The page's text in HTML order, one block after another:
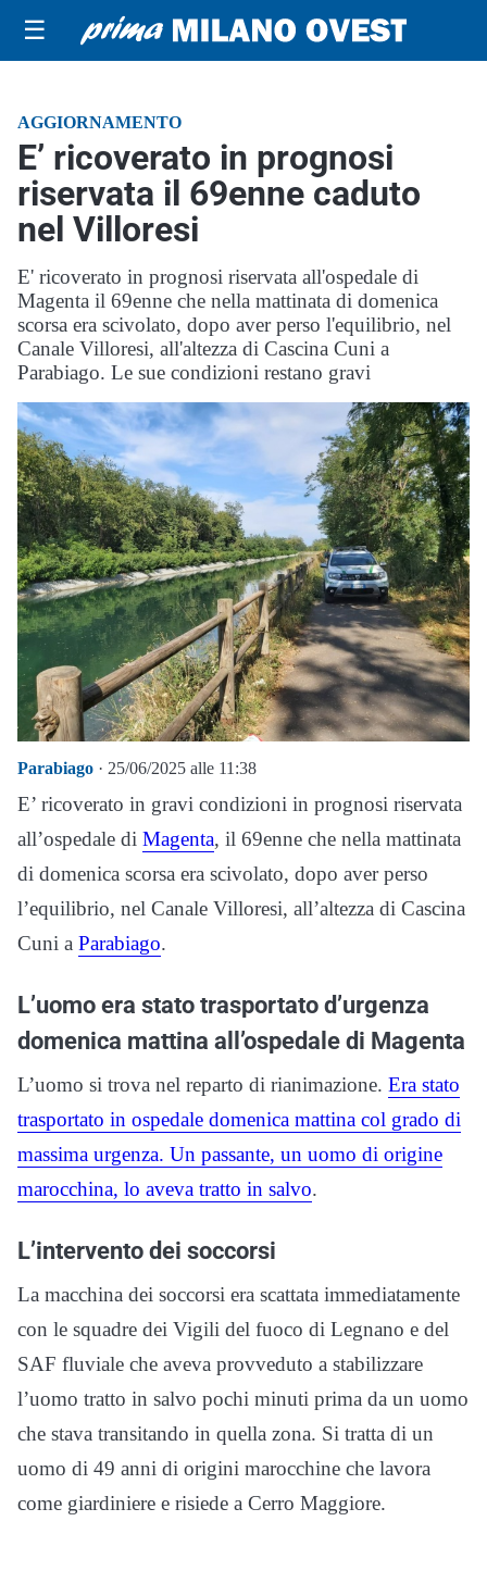
☰
AGGIORNAMENTO
E’ ricoverato in prognosi
riservata il 69enne caduto
nel Villoresi
E' ricoverato in prognosi riservata all'ospedale di
Magenta il 69enne che nella mattinata di domenica
scorsa era scivolato, dopo aver perso l'equilibrio, nel
Canale Villoresi, all'altezza di Cascina Cuni a
Parabiago. Le sue condizioni restano gravi
Parabiago · 25/06/2025 alle 11:38
E’ ricoverato in gravi condizioni in prognosi riservata
all’ospedale di Magenta, il 69enne che nella mattinata
di domenica scorsa era scivolato, dopo aver perso
l’equilibrio, nel Canale Villoresi, all’altezza di Cascina
Cuni a Parabiago.
L’uomo era stato trasportato d’urgenza
domenica mattina all’ospedale di Magenta
L’uomo si trova nel reparto di rianimazione. Era stato
trasportato in ospedale domenica mattina col grado di
massima urgenza. Un passante, un uomo di origine
marocchina, lo aveva tratto in salvo.
L’intervento dei soccorsi
La macchina dei soccorsi era scattata immediatamente
con le squadre dei Vigili del fuoco di Legnano e del
SAF fluviale che aveva provveduto a stabilizzare
l’uomo tratto in salvo pochi minuti prima da un uomo
che stava transitando in quella zona. Si tratta di un
uomo di 49 anni di origini marocchine che lavora
come giardiniere e risiede a Cerro Maggiore.